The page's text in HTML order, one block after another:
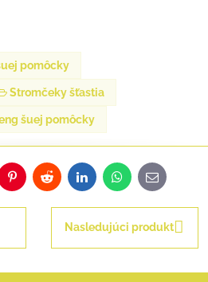
pomôcky
Stromčeky šťastia
šuej pomôcky
PinterestRedditLinkedInWhatsApp
E-
mail
Nasledujúci produkt